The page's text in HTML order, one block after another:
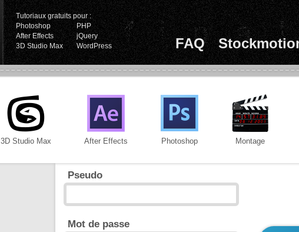
Tutoriaux gratuits pour :
Photoshop
PHP
After Effects
jQuery
3D Studio Max
WordPress FAQ
3D Studio Max After Effects Photoshop Montage
Pseudo
Mot de passe